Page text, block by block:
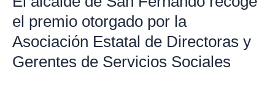
el premio otorgado por la
Asociación Estatal de Directoras y
Gerentes de Servicios Sociales
la
Asociación
Estatal
de